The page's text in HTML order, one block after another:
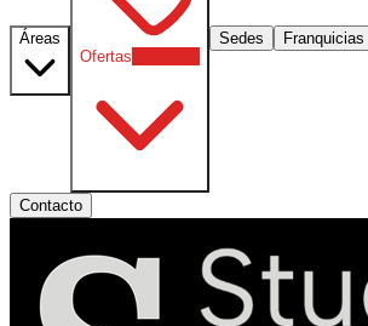
Áreas
Ofertas
Sedes Franquicias
Contacto